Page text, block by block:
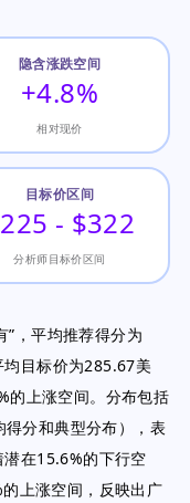
隐含涨跌空间
+4.8%
相对现价
目标价区间
- $322
分析师目标价区间
”，平均推荐得分为
目标价为285.67美
的上涨空间。分布包括
分和典型分布），表
在15.6%的下行空
上涨空间，反映出广